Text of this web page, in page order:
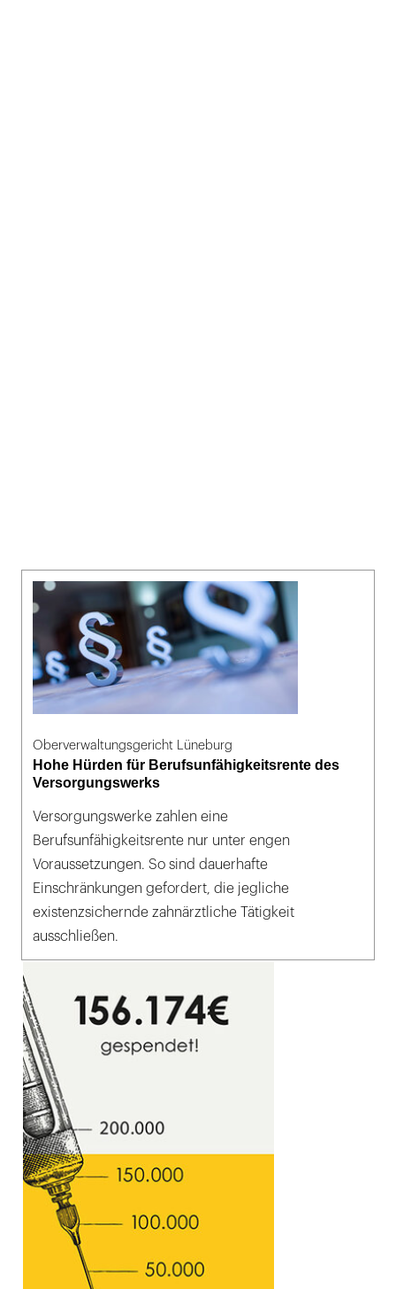
Oberverwaltungsgericht Lüneburg
Hohe Hürden für Berufsunfähigkeitsrente des
Versorgungswerks
Versorgungswerke zahlen eine
Berufsunfähigkeitsrente nur unter engen
Voraussetzungen. So sind dauerhafte
Einschränkungen gefordert, die jegliche
existenzsichernde zahnärztliche Tätigkeit
ausschließen.